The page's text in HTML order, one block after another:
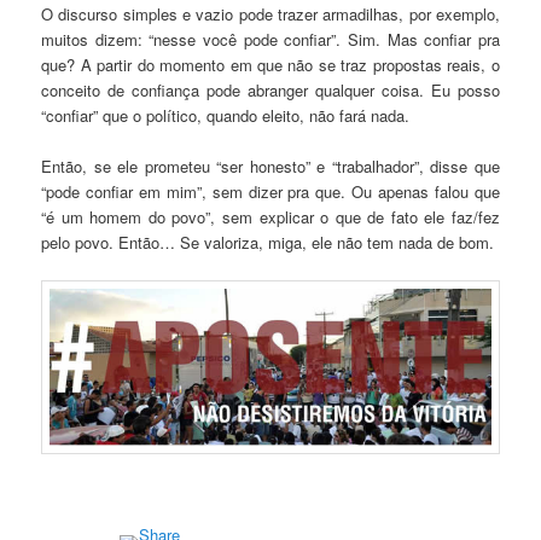
O discurso simples e vazio pode trazer armadilhas, por exemplo,
muitos dizem: “nesse você pode confiar”. Sim. Mas confiar pra
que? A partir do momento em que não se traz propostas reais, o
conceito de confiança pode abranger qualquer coisa. Eu posso
“confiar” que o político, quando eleito, não fará nada.
Então, se ele prometeu “ser honesto” e “trabalhador”, disse que
“pode confiar em mim”, sem dizer pra que. Ou apenas falou que
“é um homem do povo”, sem explicar o que de fato ele faz/fez
pelo povo. Então… Se valoriza, miga, ele não tem nada de bom.